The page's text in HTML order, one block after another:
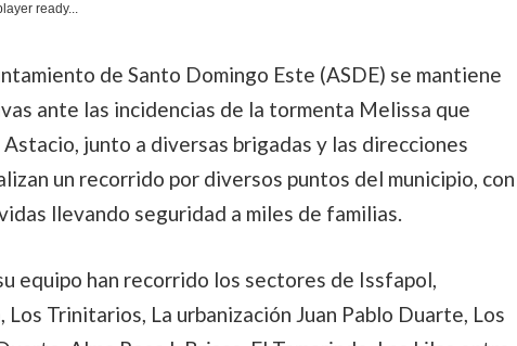
ready...
de Santo Domingo Este (ASDE) se mantiene
ante las incidencias de la tormenta Melissa que
junto a diversas brigadas y las direcciones
un recorrido por diversos puntos del municipio, con
llevando seguridad a miles de familias.
equipo han recorrido los sectores de Issfapol,
Trinitarios, La urbanización Juan Pablo Duarte, Los